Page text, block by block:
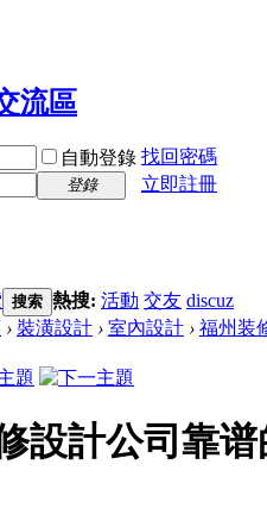
自動登錄 找回密碼
登錄
立即註冊
搜索 熱搜: 活動 交友 discuz
› 裝潢設計 › 室內設計 › 福州装
設計公司靠